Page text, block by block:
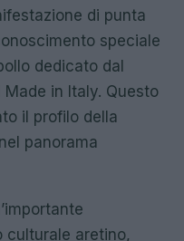
di punta
speciale
dedicato dal
in Italy. Questo
il profilo della
panorama
culturale aretino,